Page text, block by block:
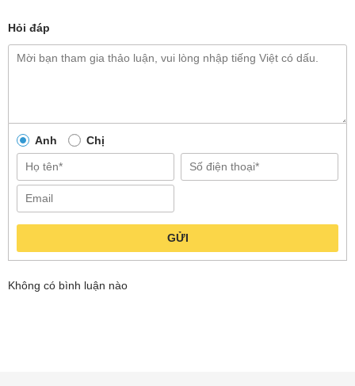
Hỏi đáp
Anh Chị
GỬI
Không có bình luận nào